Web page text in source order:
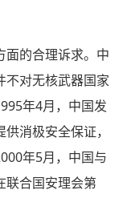
面的合理诉求。中
不对无核武器国家
年4月，中国发
消极安全保证，
年5月，中国与
联合国安理会第